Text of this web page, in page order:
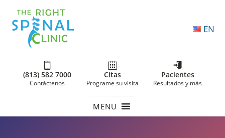
EN
(813) 582 7000
Contáctenos
Citas
Programe su visita
Pacientes
Resultados y más
MENU